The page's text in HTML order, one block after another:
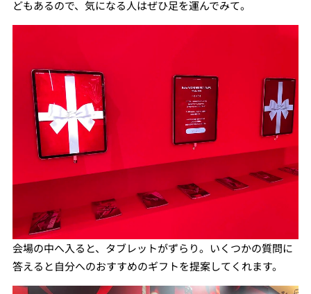
どもあるので、気になる人はぜひ足を運んでみて。
会場の中へ入ると、タブレットがずらり。いくつかの質問に
答えると自分へのおすすめのギフトを提案してくれます。